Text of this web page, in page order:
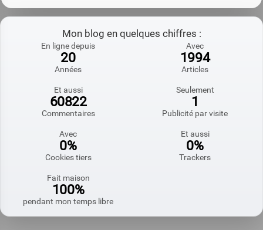
Mon blog en quelques chiffres :
En ligne depuis
20
Années
Avec
1994
Articles
Et aussi
60822
Commentaires
Seulement
1
Publicité par visite
Avec
0%
Cookies tiers
Et aussi
0%
Trackers
Fait maison
100%
pendant mon temps libre